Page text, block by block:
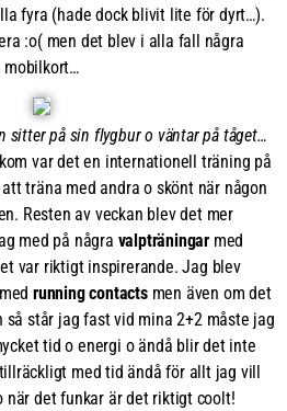
fyra (hade dock blivit lite för dyrt…).
:o( men det blev i alla fall några
mobilkort…
sitter på sin flygbur o väntar på tåget…
var det en internationell träning på
träna med andra o skönt när någon
Resten av veckan blev det mer
med på några valpträningar med
var riktigt inspirerande. Jag blev
running contactsmen även om det
står jag fast vid mina 2+2 måste jag
tid o energi o ändå blir det inte
med tid ändå för allt jag vill
när det funkar är det riktigt coolt!